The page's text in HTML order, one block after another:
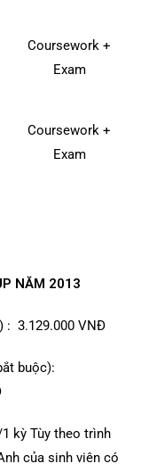
Coursework +
Exam
Coursework +
Exam
NĂM 2013
3.129.000 VNĐ
buộc):
kỳ Tùy theo trình
của sinh viên có